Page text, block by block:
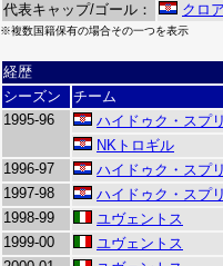
代表キャップ/ゴール：
クロ
※複数国籍保有の場合その一つを表示
経歴
シーズン
チーム
1995-96
ハイドゥク・スプ
NKトロギル
1996-97
ハイドゥク・スプ
1997-98
ハイドゥク・スプ
1998-99
ユヴェントス
1999-00
ユヴェントス